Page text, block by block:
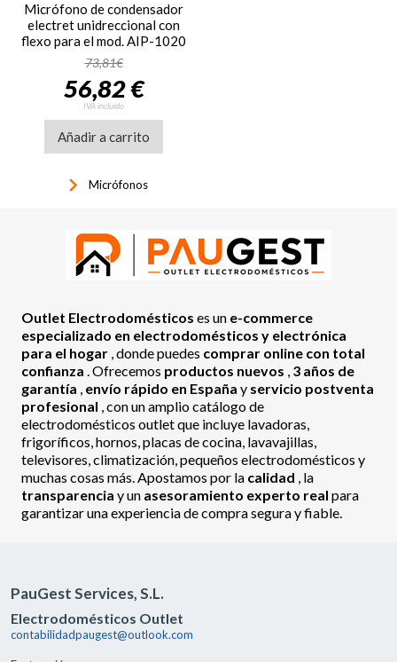
Micrófono de condensador
electret unidreccional con
flexo para el mod. AIP-1020
Fonestar MICFLEX-C45-B
73,81€
56,82 €
IVA incluido
Añadir a carrito
keyboard_arrow_right Micrófonos
Outlet Electrodomésticos es un e-commerce
especializado en electrodomésticos y electrónica
para el hogar , donde puedes comprar online con total
confianza . Ofrecemos productos nuevos , 3 años de
garantía , envío rápido en España y servicio postventa
profesional , con un amplio catálogo de
electrodomésticos outlet que incluye lavadoras,
frigoríficos, hornos, placas de cocina, lavavajillas,
televisores, climatización, pequeños electrodomésticos y
muchas cosas más. Apostamos por la calidad , la
transparencia y un asesoramiento experto real para
garantizar una experiencia de compra segura y fiable.
PauGest Services, S.L.
Electrodomésticos Outlet
contabilidadpaugest@outlook.com